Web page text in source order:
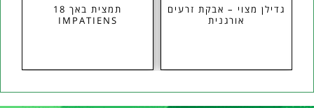
גדילן מצוי – אבקת זרעים
אורגנית
תמצית באך 18
IMPATIENS